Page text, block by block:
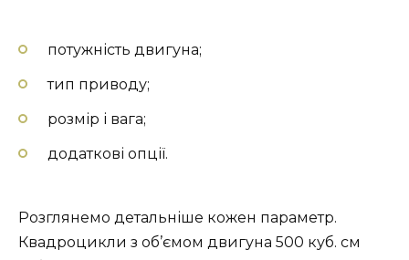
потужність двигуна;
тип приводу;
розмір і вага;
додаткові опції.
Розглянемо детальніше кожен параметр.
Квадроцикли з об’ємом двигуна 500 куб. см